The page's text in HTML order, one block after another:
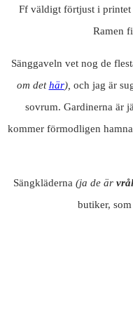
Ff väldigt förtjust i
Ramen
Sänggaveln vet nog de
om dethär), och jag är
sovrum. Gardinerna är
kommer förmodligen
Sängkläderna (ja de är
butiker,